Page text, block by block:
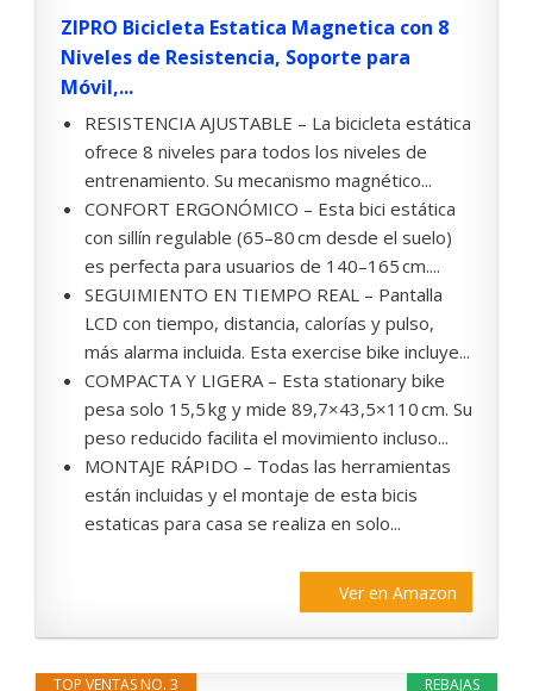
ZIPRO Bicicleta Estatica Magnetica con 8
Niveles de Resistencia, Soporte para
Móvil,...
RESISTENCIA AJUSTABLE – La bicicleta estática
ofrece 8 niveles para todos los niveles de
entrenamiento. Su mecanismo magnético...
CONFORT ERGONÓMICO – Esta bici estática
con sillín regulable (65–80 cm desde el suelo)
es perfecta para usuarios de 140–165 cm....
SEGUIMIENTO EN TIEMPO REAL – Pantalla
LCD con tiempo, distancia, calorías y pulso,
más alarma incluida. Esta exercise bike incluye...
COMPACTA Y LIGERA – Esta stationary bike
pesa solo 15,5 kg y mide 89,7×43,5×110 cm. Su
peso reducido facilita el movimiento incluso...
MONTAJE RÁPIDO – Todas las herramientas
están incluidas y el montaje de esta bicis
estaticas para casa se realiza en solo...
Ver en Amazon
REBAJAS
TOP VENTAS NO. 3